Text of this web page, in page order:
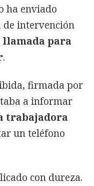
ha enviado
intervención
llamada para
.
firmada por
a informar
trabajadora
un teléfono
con dureza.